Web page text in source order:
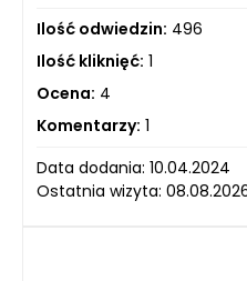
Ilość odwiedzin: 496
Ilość kliknięć: 1
Ocena: 4
Komentarzy: 1
Data dodania: 10.04.2024
Ostatnia wizyta: